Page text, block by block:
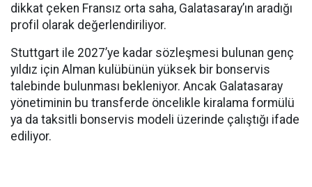
dikkat çeken Fransız orta saha, Galatasaray’ın aradığı
profil olarak değerlendiriliyor.
Stuttgart ile 2027’ye kadar sözleşmesi bulunan genç
yıldız için Alman kulübünün yüksek bir bonservis
talebinde bulunması bekleniyor. Ancak Galatasaray
yönetiminin bu transferde öncelikle kiralama formülü
ya da taksitli bonservis modeli üzerinde çalıştığı ifade
ediliyor.